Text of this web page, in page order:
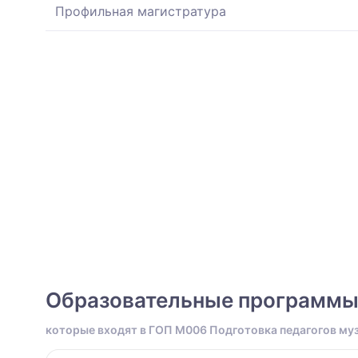
Профильная магистратура
Образовательные программы
которые входят в ГОП M006 Подготовка педагогов